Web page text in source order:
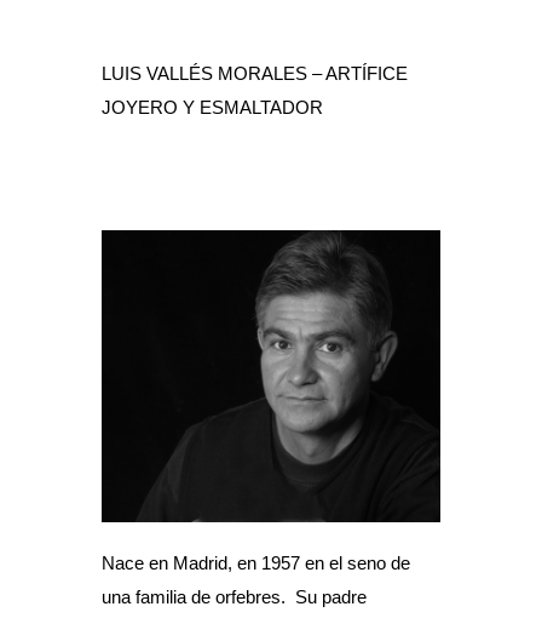
LUIS VALLÉS MORALES – ARTÍFICE
JOYERO Y ESMALTADOR
Nace en Madrid, en 1957 en el seno de
una familia de orfebres. Su padre